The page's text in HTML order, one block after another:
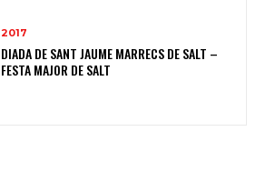
2017
DIADA DE SANT JAUME MARRECS DE SALT –
FESTA MAJOR DE SALT